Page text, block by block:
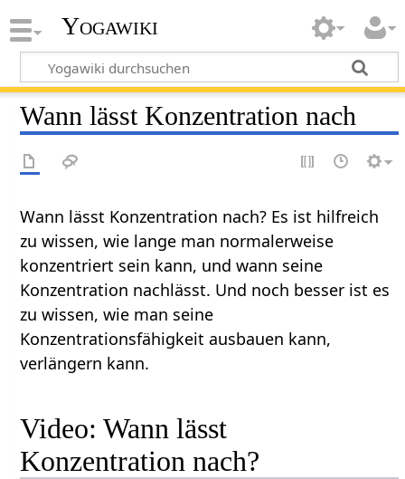
Yogawiki
Wann lässt Konzentration nach
Wann lässt Konzentration nach? Es ist hilfreich
zu wissen, wie lange man normalerweise
konzentriert sein kann, und wann seine
Konzentration nachlässt. Und noch besser ist es
zu wissen, wie man seine
Konzentrationsfähigkeit ausbauen kann,
verlängern kann.
Video: Wann lässt
Konzentration nach?